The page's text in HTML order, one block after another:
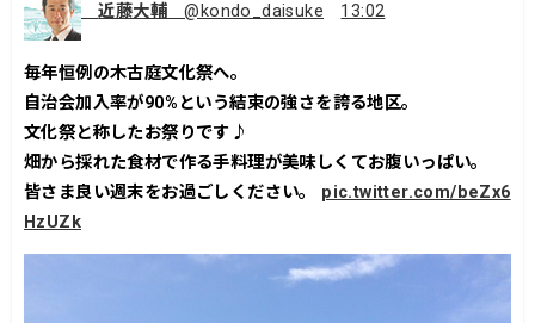
近藤大輔 @kondo_daisuke 13:02
毎年恒例の木古庭文化祭へ。
自治会加入率が90%という結束の強さを誇る地区。
文化祭と称したお祭りです♪
畑から採れた食材で作る手料理が美味しくてお腹いっぱい。
皆さま良い週末をお過ごしください。 pic.twitter.com/beZx6
HzUZk